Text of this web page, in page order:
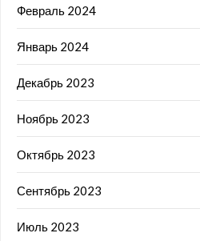
Февраль 2024
Январь 2024
Декабрь 2023
Ноябрь 2023
Октябрь 2023
Сентябрь 2023
Июль 2023